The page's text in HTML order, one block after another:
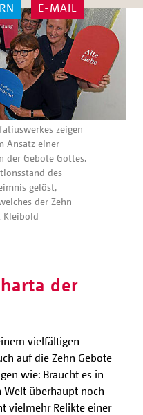
E-MAIL
zeigen
Ansatz einer
der Gebote Gottes.
des
gelöst,
der Zehn
Kleibold
der
vielfältigen
auf die Zehn Gebote
wie: Braucht es in
Welt überhaupt noch
vielmehr Relikte einer